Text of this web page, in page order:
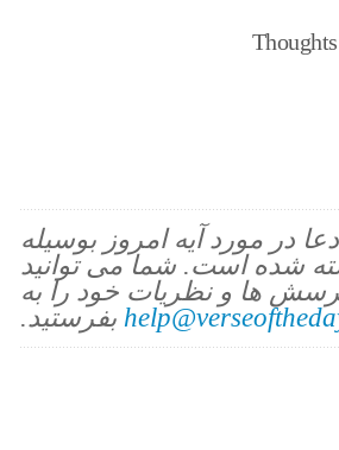
در مورد آیه امروز بوسیله
شده است. شما می توانید
ها و نظریات خود را به
بفرستید.